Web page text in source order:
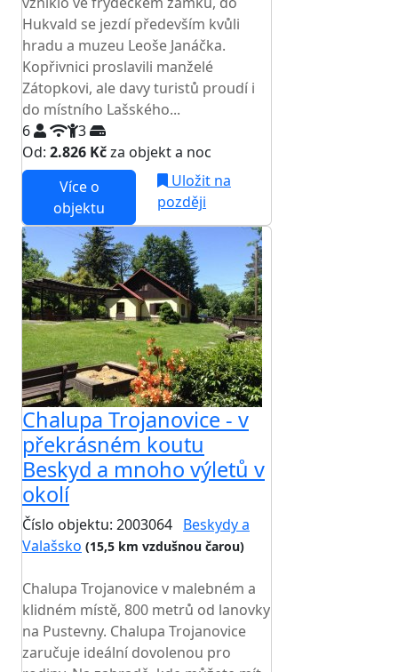
Hukvald se jezdí především kvůli
hradu a muzeu Leoše Janáčka.
Kopřivnici proslavili manželé
Zátopkovi, ale davy turistů proudí i
do místního Lašského...
6
3
Od: 2.826 Kčza objekt a noc
Více o
objektu
Uložit na
později
Chalupa Trojanovice - v
překrásném koutu
Beskyd a mnoho výletů v
okolí
Číslo objektu: 2003064 Beskydy a
Valašsko (15,5 km vzdušnou čarou)
Chalupa Trojanovice v malebném a
klidném místě, 800 metrů od lanovky
na Pustevny. Chalupa Trojanovice
zaručuje ideální dovolenou pro